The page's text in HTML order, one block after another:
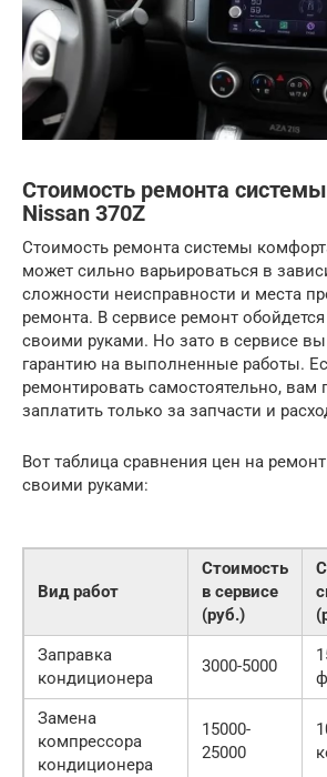
Стоимость ремонта
Nissan 370Z
Стоимость ремонта системы
может сильно варьироваться в
сложности неисправности и места
ремонта. В сервисе ремонт
своими руками. Но зато в сервисе вы
гарантию на выполненные работы.
ремонтировать самостоятельно, вам
заплатить только за запчасти и
Вот таблица сравнения цен на
своими руками:
Вид работ
Стоимость
в сервисе
(руб.)
Заправка
кондиционера
3000-5000
Замена
компрессора
кондиционера
15000-
25000